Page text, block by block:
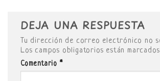
DEJA UNA RESPUESTA
Tu dirección de correo electrónico no
Los campos obligatorios están
Comentario *